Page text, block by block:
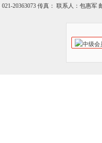
021-20363073 传真： 联系人：包惠军